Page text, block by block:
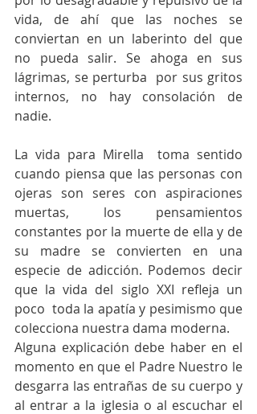
vida, de ahí que las noches se
conviertan en un laberinto del que
no pueda salir. Se ahoga en sus
lágrimas, se perturba  por sus gritos
internos, no hay consolación de
nadie.
La vida para Mirella  toma sentido
cuando piensa que las personas con
ojeras son seres con aspiraciones
muertas, los pensamientos
constantes por la muerte de ella y de
su madre se convierten en una
especie de adicción. Podemos decir
que la vida del siglo XXI refleja un
poco  toda la apatía y pesimismo que
colecciona nuestra dama moderna.
Alguna explicación debe haber en el
momento en que el Padre Nuestro le
desgarra las entrañas de su cuerpo y
al entrar a la iglesia o al escuchar el